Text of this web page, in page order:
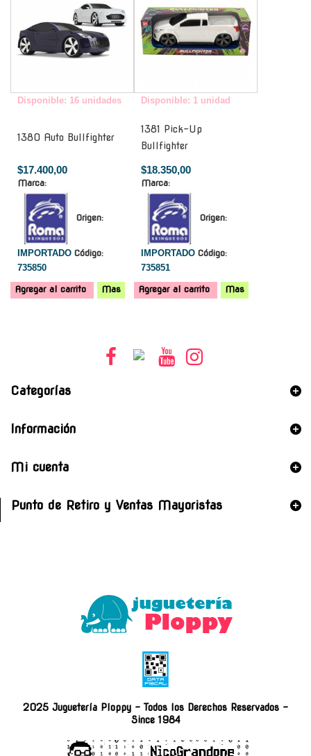
Disponible: 16 unidades
1380 Auto Bullfighter
$17.400,00
Marca:
Origen:
IMPORTADO Código:
735850
Agregar al carrito Mas
Disponible: 1 unidad
1381 Pick-Up
Bullfighter
$18.350,00
Marca:
Origen:
IMPORTADO Código:
735851
Agregar al carrito Mas
Categorías
Información
Mi cuenta
Punto de Retiro y Ventas Mayoristas
2025 Juguetería Ploppy - Todos los Derechos Reservados -
Since 1984